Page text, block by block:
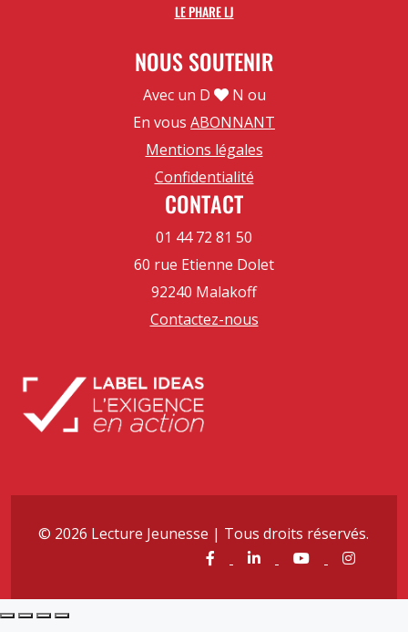
LE PHARE LJ
NOUS SOUTENIR
Avec un D
N ou
En vous ABONNANT
Mentions légales
Confidentialité
CONTACT
01 44 72 81 50
60 rue Etienne Dolet
92240 Malakoff
Contactez-nous
© 2026 Lecture Jeunesse | Tous droits réservés.